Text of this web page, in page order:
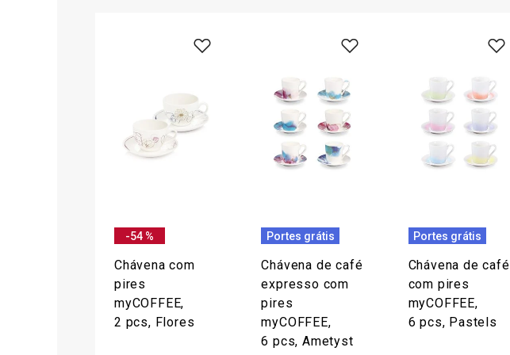
-54 %
Chávena com
pires
myCOFFEE,
2 pcs, Flores
Portes grátis
Chávena de café
expresso com
pires
myCOFFEE,
6 pcs, Ametyst
Portes grátis
Chávena de café
com pires
myCOFFEE,
6 pcs, Pastels